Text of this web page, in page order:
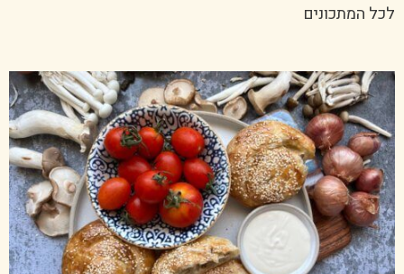
לכל המתכונים